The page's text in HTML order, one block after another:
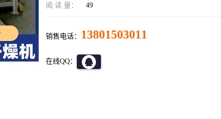
阅 读 量： 49
销售电话： 13801503011
在线QQ：